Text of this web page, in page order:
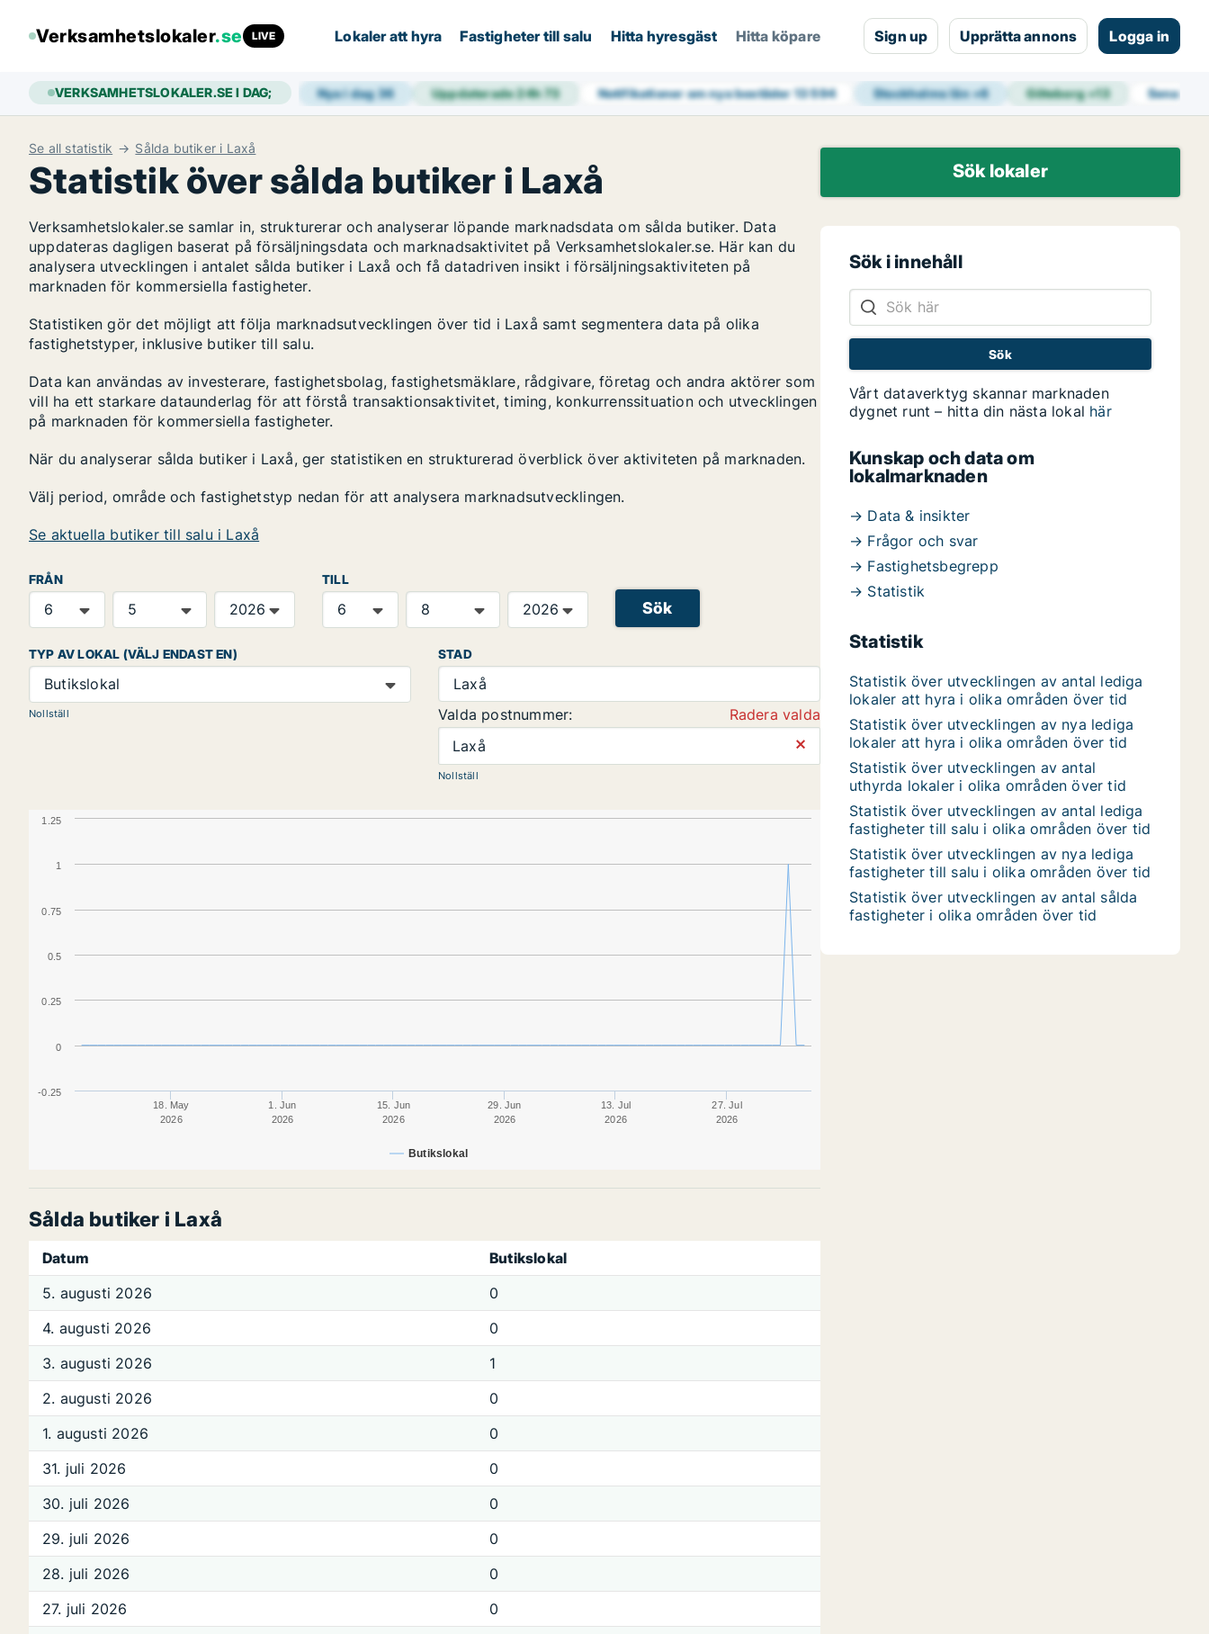
Verksamhetslokaler.se LIVE Lokaler att hyra Fastigheter till salu Hitta hyresgäst Hitta köpare Sign up Upprätta annons Logga in
VERKSAMHETSLOKALER.SE I DAG; Nya i dag36 Uppdaterade 24h73 Notifikationer om nya bostäder13 594 Stockholms län+6 Göteborg+13 Senaste
Se all statistik Sålda butiker i Laxå
Statistik över sålda butiker i Laxå
Verksamhetslokaler.se samlar in, strukturerar och analyserar löpande marknadsdata om sålda butiker. Data
uppdateras dagligen baserat på försäljningsdata och marknadsaktivitet på Verksamhetslokaler.se. Här kan du
analysera utvecklingen i antalet sålda butiker i Laxå och få datadriven insikt i försäljningsaktiviteten på
marknaden för kommersiella fastigheter.
Statistiken gör det möjligt att följa marknadsutvecklingen över tid i Laxå samt segmentera data på olika
fastighetstyper, inklusive butiker till salu.
Data kan användas av investerare, fastighetsbolag, fastighetsmäklare, rådgivare, företag och andra aktörer som
vill ha ett starkare dataunderlag för att förstå transaktionsaktivitet, timing, konkurrenssituation och utvecklingen
på marknaden för kommersiella fastigheter.
När du analyserar sålda butiker i Laxå, ger statistiken en strukturerad överblick över aktiviteten på marknaden.
Välj period, område och fastighetstyp nedan för att analysera marknadsutvecklingen.
Se aktuella butiker till salu i Laxå
FRÅN TILL
Sök
TYP AV LOKAL (VÄLJ ENDAST EN)
Butikslokal
Nollställ
STAD
Laxå
Valda postnummer:
Radera valda
Laxå
⨯
Nollställ
Butikslokal
18. May
2026
1. Jun
2026
15. Jun
2026
29. Jun
2026
13. Jul
2026
27. Jul
2026
0
1
-0.25
0.25
0.5
0.75
1.25
Sålda butiker i Laxå
Datum
Butikslokal
5. augusti 2026
0
4. augusti 2026
0
3. augusti 2026
1
2. augusti 2026
0
1. augusti 2026
0
31. juli 2026
0
30. juli 2026
0
29. juli 2026
0
28. juli 2026
0
27. juli 2026
0
Sök lokaler
Sök i innehåll
Vårt dataverktyg skannar marknaden
dygnet runt – hitta din nästa lokal här
Kunskap och data om
lokalmarknaden
→ Data & insikter
→ Frågor och svar
→ Fastighetsbegrepp
→ Statistik
Statistik
Statistik över utvecklingen av antal lediga
lokaler att hyra i olika områden över tid
Statistik över utvecklingen av nya lediga
lokaler att hyra i olika områden över tid
Statistik över utvecklingen av antal
uthyrda lokaler i olika områden över tid
Statistik över utvecklingen av antal lediga
fastigheter till salu i olika områden över tid
Statistik över utvecklingen av nya lediga
fastigheter till salu i olika områden över tid
Statistik över utvecklingen av antal sålda
fastigheter i olika områden över tid